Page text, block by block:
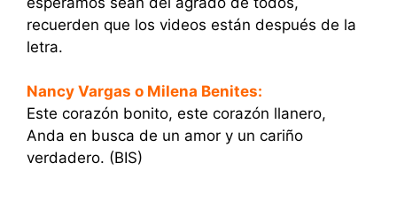
recuerden que los videos están después de la
letra.
Nancy Vargas o Milena Benites:
Este corazón bonito, este corazón llanero,
Anda en busca de un amor y un cariño
verdadero. (BIS)